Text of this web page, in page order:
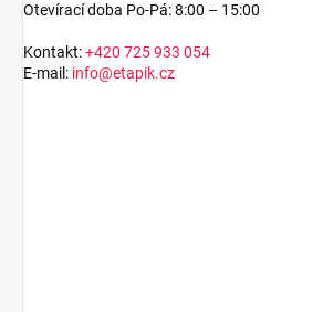
Otevírací doba Po-Pá: 8:00 – 15:00
Kontakt:+420 725 933 054
E-mail: info@etapik.cz